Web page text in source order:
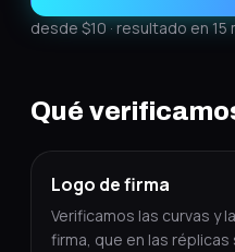
desde $10 · resultado en 15
Qué
Logo de firma
Verificamos las curvas y
firma, que en las